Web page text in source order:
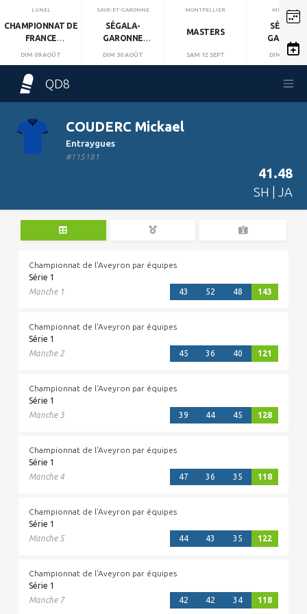
LUNEL
CHAMPIONNAT DE
FRANCE
INDIVIDUEL
DIM 09 AOÛT
SAVE-ET-GARONNE
SÉGALA-
GARONNE
MANCHE 1
DIM 30 AOÛT
MONTPELLIER
MASTERS
SAM 12 SEPT
MIRANDOL
SÉGALA-
GARONNE
MANCHE 2
DIM 13 SEPT
QD8
COUDERC Mickael
Entraygues
#115181
41.48
SH | JA
Championnat de l'Aveyron par équipes
Série 1
Manche 1
43 52 48 143
Championnat de l'Aveyron par équipes
Série 1
Manche 2
45 36 40 121
Championnat de l'Aveyron par équipes
Série 1
Manche 3
39 44 45 128
Championnat de l'Aveyron par équipes
Série 1
Manche 4
47 36 35 118
Championnat de l'Aveyron par équipes
Série 1
Manche 5
44 43 35 122
Championnat de l'Aveyron par équipes
Série 1
Manche 7
42 42 34 118